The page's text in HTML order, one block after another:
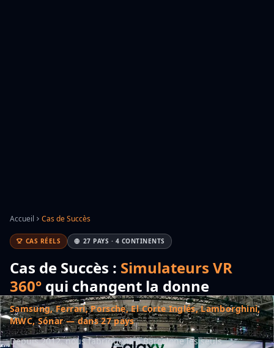
Accueil Cas de Succès
CAS RÉELS 27 PAYS · 4 CONTINENTS
Cas de Succès : Simulateurs VR
360° qui changent la donne
Samsung, Ferrari, Porsche, El Corte Inglés, Lamborghini,
MWC, Sónar — dans 27 pays
Depuis 2012, nous fabriquons à Barcelone les seuls